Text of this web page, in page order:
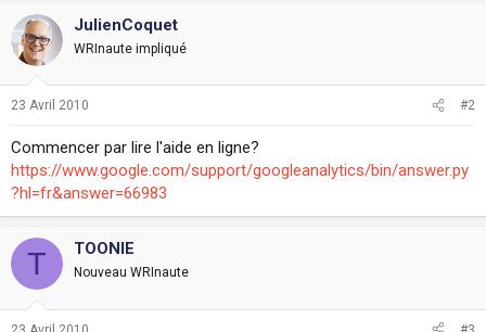
JulienCoquet
WRInaute impliqué
23 Avril 2010 #2
Commencer par lire l'aide en ligne?
https://www.google.com/support/googleanalytics/bin/answer.py
?hl=fr&answer=66983
T TOONIE
Nouveau WRInaute